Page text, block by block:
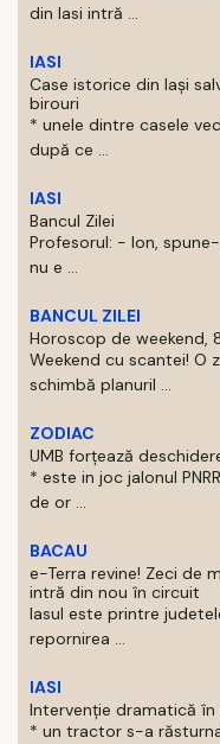
din Iasi intră ...
IASI
Case istorice din Iași
birouri
* unele dintre casele
după ce ...
IASI
Bancul Zilei
Profesorul: - Ion,
nu e ...
BANCUL ZILEI
Horoscop de weekend,
Weekend cu scantei! O
schimbă planuril ...
ZODIAC
UMB forțează
* este in joc jalonul
de or ...
BACAU
e-Terra revine! Zeci de
intră din nou în circuit
Iasul este printre
repornirea ...
IASI
Intervenție dramatică în
* un tractor s-a